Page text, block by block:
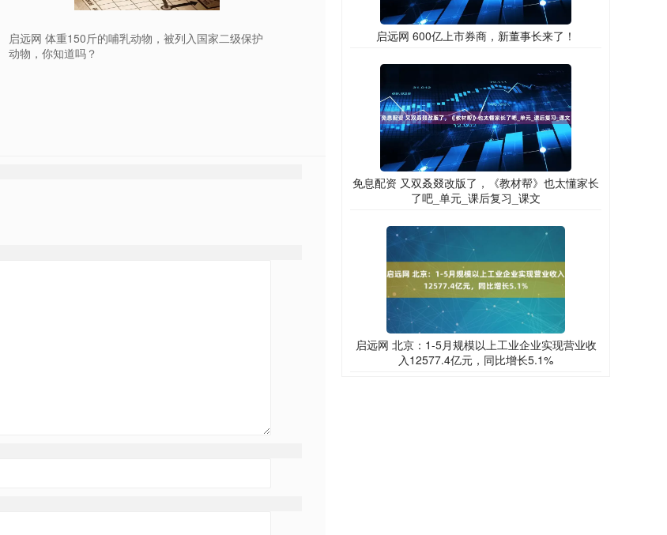
启远网 体重150斤的哺乳动物，被列入国家二级保护
动物，你知道吗？
启远网 600亿上市券商，新董事长来了！
免息配资 又双叒叕改版了，《教材帮》也太懂家长
了吧_单元_课后复习_课文
启远网 北京：1-5月规模以上工业企业实现营业收
入12577.4亿元，同比增长5.1%